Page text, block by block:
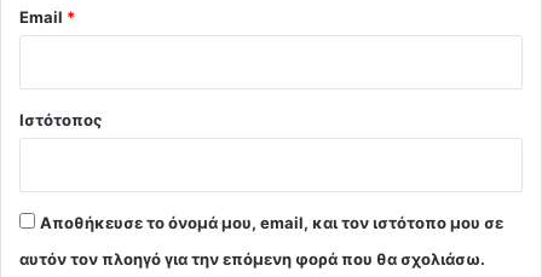
Email *
Ιστότοπος
Αποθήκευσε το όνομά μου, email, και τον ιστότοπο μου σε
αυτόν τον πλοηγό για την επόμενη φορά που θα σχολιάσω.